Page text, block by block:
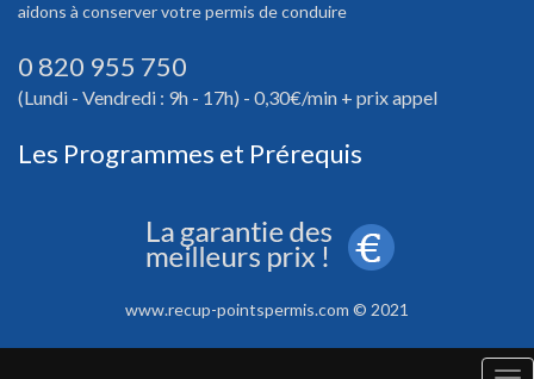
aidons à conserver votre permis de conduire
0 820 955 750
(Lundi - Vendredi : 9h - 17h) - 0,30€/min + prix appel
Les Programmes et Prérequis
www.recup-pointspermis.com © 2021